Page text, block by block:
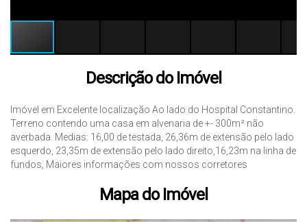
Descrição do Imóvel
Imóvel em Excelente localização Ao lado do Hospital Constantino.
Terreno contendo uma casa em alvenaria de +- 300m² não
averbada. Medias: 16,00 de testada, 26,36m de extensão pelo lado
esquerdo, 23,35m de extensão pelo lado direito,16,23m na linha de
fundos, Maiores informações com nossos corretores
Mapa do Imóvel